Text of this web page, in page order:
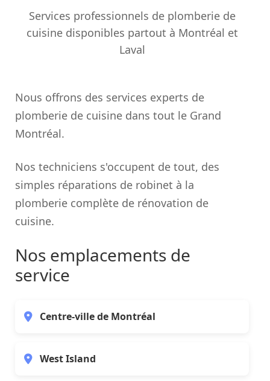
Services professionnels de plomberie de
cuisine disponibles partout à Montréal et
Laval
Nous offrons des services experts de
plomberie de cuisine dans tout le Grand
Montréal.
Nos techniciens s'occupent de tout, des
simples réparations de robinet à la
plomberie complète de rénovation de
cuisine.
Nos emplacements de
service
Centre-ville de Montréal
West Island